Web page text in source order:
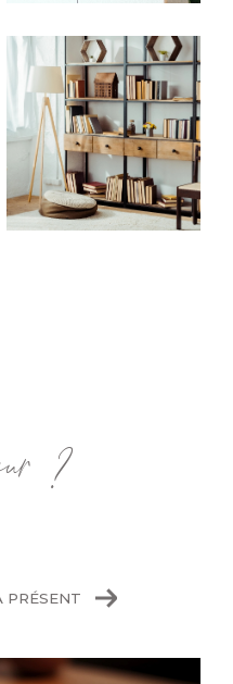
aux abords
à
et aux environs.
à nos offres
ou son
également les
. Grâce à
?
PRÉSENT